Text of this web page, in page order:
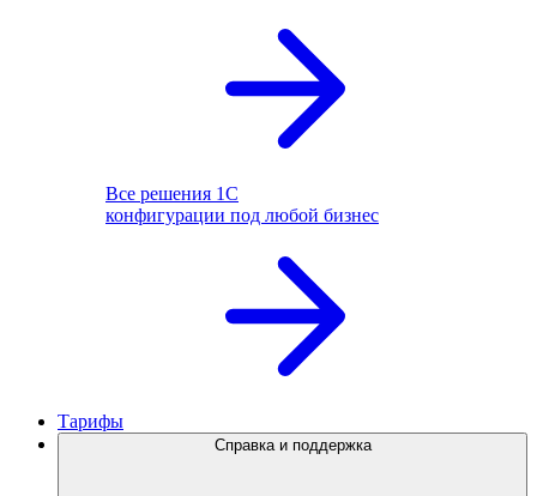
Все решения 1С
конфигурации под любой бизнес
Тарифы
Справка и поддержка